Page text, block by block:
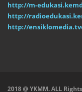
http://m-
http://
http://
2018 @ YKMM. ALL